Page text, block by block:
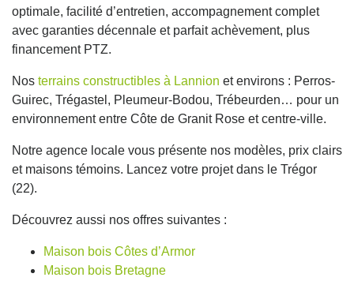
optimale, facilité d’entretien, accompagnement complet
avec garanties décennale et parfait achèvement, plus
financement PTZ.
Nos terrains constructibles à Lannion et environs : Perros-
Guirec, Trégastel, Pleumeur-Bodou, Trébeurden… pour un
environnement entre Côte de Granit Rose et centre-ville.
Notre agence locale vous présente nos modèles, prix clairs
et maisons témoins. Lancez votre projet dans le Trégor
(22).
Découvrez aussi nos offres suivantes :
Maison bois Côtes d’Armor
Maison bois Bretagne